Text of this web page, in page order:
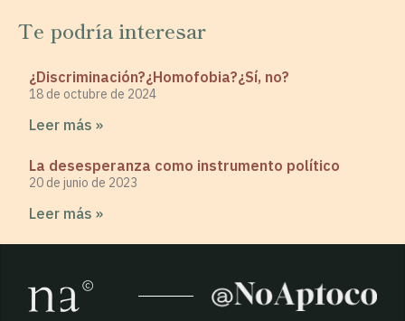
Te podría interesar
¿Discriminación?¿Homofobia?¿Sí, no?
18 de octubre de 2024
Leer más »
La desesperanza como instrumento político
20 de junio de 2023
Leer más »